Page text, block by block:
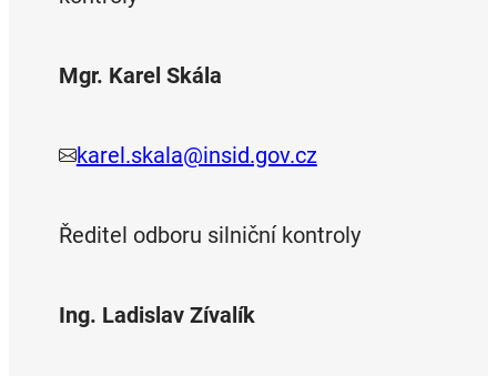
Mgr. Karel Skála
karel.skala@insid.gov.cz
Ředitel odboru silniční kontroly
Ing. Ladislav Zívalík